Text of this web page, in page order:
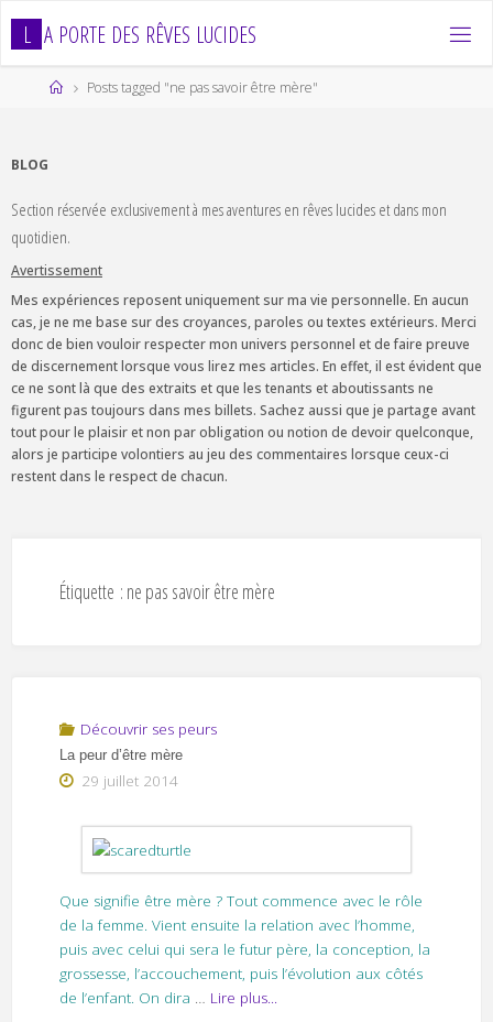
L A PORTE DES RÊVES LUCIDES
HomePosts tagged "ne pas savoir être mère"
BLOG
Section réservée exclusivement à mes aventures en rêves lucides et dans mon
quotidien.
Avertissement
Mes expériences reposent uniquement sur ma vie personnelle. En aucun
cas, je ne me base sur des croyances, paroles ou textes extérieurs. Merci
donc de bien vouloir respecter mon univers personnel et de faire preuve
de discernement lorsque vous lirez mes articles. En effet, il est évident que
ce ne sont là que des extraits et que les tenants et aboutissants ne
figurent pas toujours dans mes billets. Sachez aussi que je partage avant
tout pour le plaisir et non par obligation ou notion de devoir quelconque,
alors je participe volontiers au jeu des commentaires lorsque ceux-ci
restent dans le respect de chacun.
Étiquette : ne pas savoir être mère
Découvrir ses peurs
La peur d’être mère
29 juillet 2014
Que signifie être mère ? Tout commence avec le rôle
de la femme. Vient ensuite la relation avec l’homme,
puis avec celui qui sera le futur père, la conception, la
grossesse, l’accouchement, puis l’évolution aux côtés
de l’enfant. On dira … Lire plus...